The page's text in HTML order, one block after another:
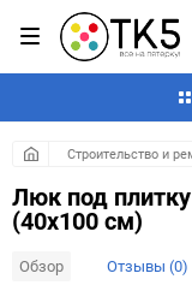
Строительство и
Люк под
(40x100 см)
Обзор Отзывы (0)